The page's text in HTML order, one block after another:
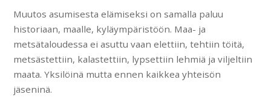
Muutos asumisesta elämiseksi on samalla paluu
historiaan, maalle, kyläympäristöön. Maa- ja
metsätaloudessa ei asuttu vaan elettiin, tehtiin töitä,
metsästettiin, kalastettiin, lypsettiin lehmiä ja viljeltiin
maata. Yksilöinä mutta ennen kaikkea yhteisön
jäseninä.